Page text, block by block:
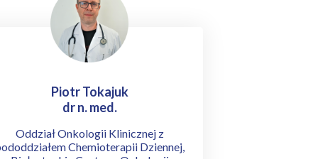
Piotr Tokajuk
dr n. med.
Oddział Onkologii Klinicznej z
Chemioterapii Dziennej,